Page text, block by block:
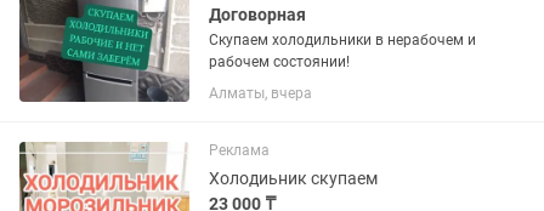
Договорная
Скупаем холодильники в нерабочем и
рабочем состоянии!
Алматы, вчера
Реклама
Холодиьник скупаем
23 000 ₸